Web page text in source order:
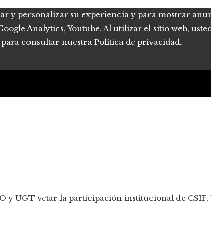
y personalizar su experiencia y para mostrar
Analytics, Youtube. Al utilizar el sitio web,
consultar nuestra Política de privacidad.
y UGT vetar la participación institucional de